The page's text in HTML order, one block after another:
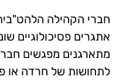
חברי הקהילה
אתגרים פסיכולוגיים
מתארגנים מפגשים
לתחושות של חרדה או